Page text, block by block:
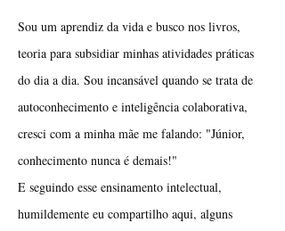
Sou um aprendiz da vida e busco nos livros,
teoria para subsidiar minhas atividades práticas
do dia a dia. Sou incansável quando se trata de
autoconhecimento e inteligência colaborativa,
cresci com a minha mãe me falando: "Júnior,
conhecimento nunca é demais!"
E seguindo esse ensinamento intelectual,
humildemente eu compartilho aqui, alguns